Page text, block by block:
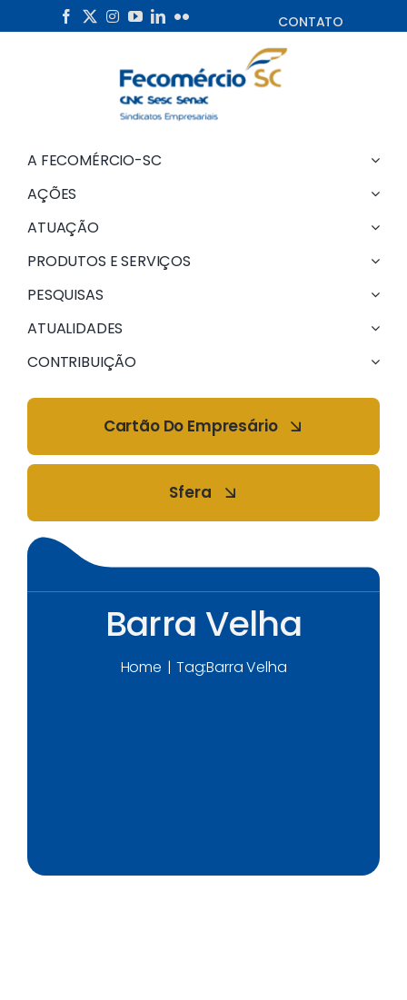
to
CONTATO
A FECOMÉRCIO-SC
AÇÕES
ATUAÇÃO
PRODUTOS E SERVIÇOS
PESQUISAS
ATUALIDADES
CONTRIBUIÇÃO
Cartão Do Empresário
Sfera
Barra Velha
Home Tag:Barra Velha